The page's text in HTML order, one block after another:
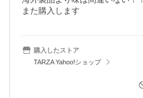
また購入します
購入したストア
TARZA Yahoo!ショップ